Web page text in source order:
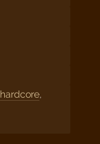
hardcore,